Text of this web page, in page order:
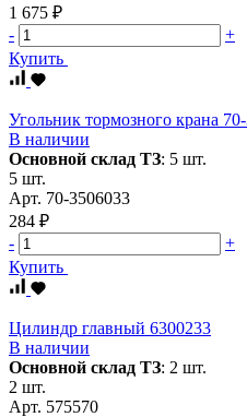
1 675 ₽
-
+
Купить
Угольник тормозного крана
В наличии
Основной склад ТЗ: 5 шт.
5 шт.
Арт. 70-3506033
284 ₽
-
+
Купить
Цилиндр главный 6300233
В наличии
Основной склад ТЗ: 2 шт.
2 шт.
Арт. 575570